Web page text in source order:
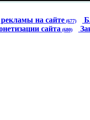
рекламы на сайте (677)
сайта (680)